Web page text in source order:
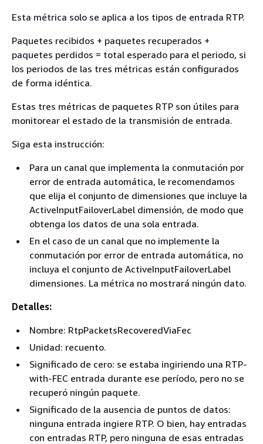
Esta métrica solo se aplica a los tipos de entrada RTP.
Paquetes recibidos + paquetes recuperados +
paquetes perdidos = total esperado para el periodo, si
los periodos de las tres métricas están configurados
de forma idéntica.
Estas tres métricas de paquetes RTP son útiles para
monitorear el estado de la transmisión de entrada.
Siga esta instrucción:
Para un canal que implementa la conmutación por
error de entrada automática, le recomendamos
que elija el conjunto de dimensiones que incluye la
ActiveInputFailoverLabel dimensión, de modo que
obtenga los datos de una sola entrada.
En el caso de un canal que no implemente la
conmutación por error de entrada automática, no
incluya el conjunto de ActiveInputFailoverLabel
dimensiones. La métrica no mostrará ningún dato.
Detalles:
Nombre: RtpPacketsRecoveredViaFec
Unidad: recuento.
Significado de cero: se estaba ingiriendo una RTP-
with-FEC entrada durante ese período, pero no se
recuperó ningún paquete.
Significado de la ausencia de puntos de datos:
ninguna entrada ingiere RTP. O bien, hay entradas
con entradas RTP, pero ninguna de esas entradas